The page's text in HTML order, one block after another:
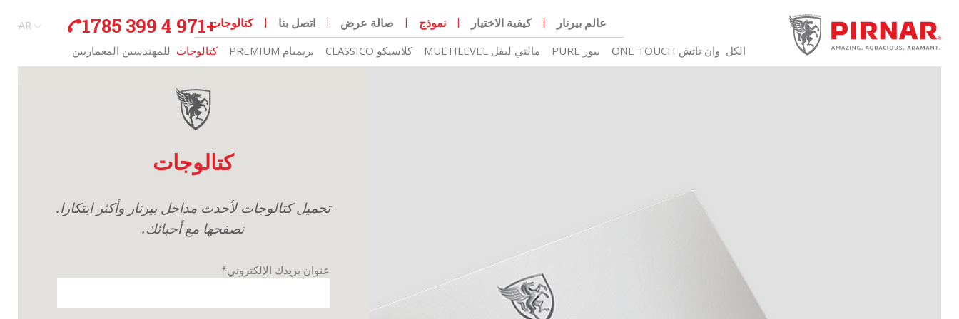
+971 4 399 1785 عالم بيرنار كيفية الاختيار نموذج
الكل وان تاتش ONE TOUCH بيور PURE مالتي ليفل MULTILEVEL كلاسيكو CLASSICO بريميام PREMIUM كتالوجات للمهندسين المعماريين
صالة عرض اتصل بنا كتالوجات
AR
كتالوجات
تحميل كتالوجات لأحدث مداخل بيرنار وأكثر ابتكارا.
تصفحها مع أحبائك.
عنوان بريدك الإلكتروني*